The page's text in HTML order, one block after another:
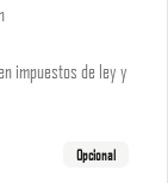
impuestos de ley y
Opcional